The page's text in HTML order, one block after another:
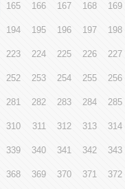
165 166 167 168 169
194 195 196 197 198
223 224 225 226 227
252 253 254 255 256
281 282 283 284 285
310 311 312 313 314
339 340 341 342 343
368 369 370 371 372